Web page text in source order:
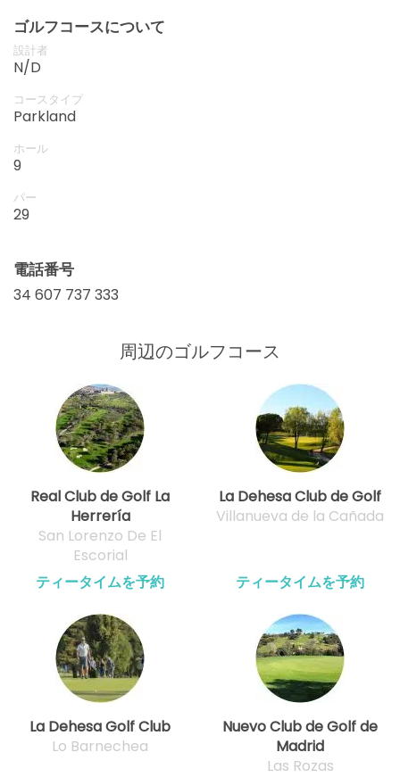
ゴルフコースについて
設計者
N/D
コースタイプ
Parkland
ホール
9
パー
29
電話番号
34 607 737 333
周辺のゴルフコース
Real Club de Golf La
Herrería
San Lorenzo De El
Escorial
ティータイムを予約
La Dehesa Club de Golf
Villanueva de la Cañada
ティータイムを予約
La Dehesa Golf Club
Lo Barnechea
Nuevo Club de Golf de
Madrid
Las Rozas